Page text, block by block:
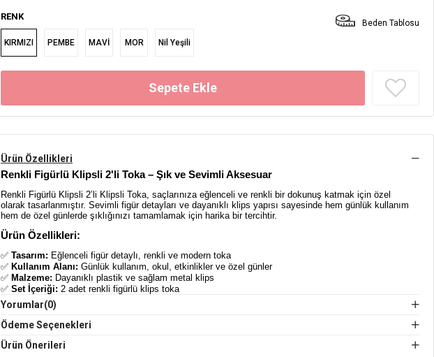
RENK
KIRMIZI PEMBE MAVİ MOR Nil Yeşili
Beden Tablosu
Ürün Özellikleri
Renkli Figürlü Klipsli 2'li Toka – Şık ve Sevimli Aksesuar
Renkli Figürlü Klipsli 2’li Klipsli Toka, saçlarınıza eğlenceli ve renkli bir dokunuş katmak için özel
olarak tasarlanmıştır. Sevimli figür detayları ve dayanıklı klips yapısı sayesinde hem günlük kullanım
hem de özel günlerde şıklığınızı tamamlamak için harika bir tercihtir.
Ürün Özellikleri:
✅ Tasarım: Eğlenceli figür detaylı, renkli ve modern toka
✅ Kullanım Alanı: Günlük kullanım, okul, etkinlikler ve özel günler
✅ Malzeme: Dayanıklı plastik ve sağlam metal klips
✅ Set İçeriği: 2 adet renkli figürlü klips toka
Avantajlar:
🌟Eğlenceli ve Şık Görünüm:
🌟 Kolay Kullanım:
🌟 Saçları Zedelemez:
Yorumlar(0)
Ödeme Seçenekleri
Ürün Önerileri